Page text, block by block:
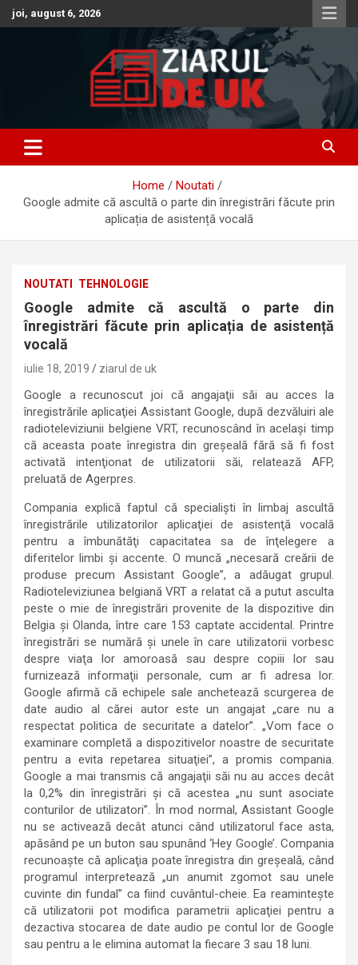
Skip
to
joi, august 6, 2026
Anunturi UK – Stiri UK – Ziarul
de UK – Ziar Romanesc UK –
Informatii Utile
Anunturi – Stiri – Informatii Utile
Home
Noutati
Google admite că ascultă o parte din înregistrări făcute prin
aplicația de asistență vocală
NOUTATI TEHNOLOGIE
Google admite că ascultă o parte din
înregistrări făcute prin aplicația de asistență
vocală
iulie 18, 2019 ziarul de uk
Google a recunoscut joi că angajaţii săi au acces la
înregistrările aplicaţiei Assistant Google, după dezvăluiri ale
radioteleviziunii belgiene VRT, recunoscând în acelaşi timp
că aceasta poate înregistra din greşeală fără să fi fost
activată intenţionat de utilizatorii săi, relatează AFP,
preluată de Agerpres.
Compania explică faptul că specialişti în limbaj ascultă
înregistrările utilizatorilor aplicaţiei de asistenţă vocală
pentru a îmbunătăţi capacitatea sa de înţelegere a
diferitelor limbi şi accente. O muncă „necesară creării de
produse precum Assistant Google”, a adăugat grupul.
Radioteleviziunea belgiană VRT a relatat că a putut asculta
peste o mie de înregistrări provenite de la dispozitive din
Belgia şi Olanda, între care 153 captate accidental. Printre
înregistrări se numără şi unele în care utilizatorii vorbesc
despre viaţa lor amoroasă sau despre copiii lor sau
furnizează informaţii personale, cum ar fi adresa lor.
Google afirmă că echipele sale anchetează scurgerea de
date audio al cărei autor este un angajat „care nu a
respectat politica de securitate a datelor”. „Vom face o
examinare completă a dispozitivelor noastre de securitate
pentru a evita repetarea situaţiei”, a promis compania.
Google a mai transmis că angajaţii săi nu au acces decât
la 0,2% din înregistrări şi că acestea „nu sunt asociate
conturilor de utilizatori”. În mod normal, Assistant Google
nu se activează decât atunci când utilizatorul face asta,
apăsând pe un buton sau spunând ‘Hey Google’. Compania
recunoaşte că aplicaţia poate înregistra din greşeală, când
programul interpretează „un anumit zgomot sau unele
cuvinte din fundal” ca fiind cuvântul-cheie. Ea reaminteşte
că utilizatorii pot modifica parametrii aplicaţiei pentru a
dezactiva stocarea de date audio pe contul lor de Google
sau pentru a le elimina automat la fiecare 3 sau 18 luni.